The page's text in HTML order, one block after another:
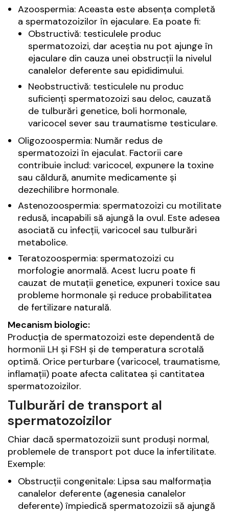
Azoospermia: Aceasta este absența completă
a spermatozoizilor în ejaculare. Ea poate fi:
Obstructivă: testiculele produc
spermatozoizi, dar aceștia nu pot ajunge în
ejaculare din cauza unei obstrucții la nivelul
canalelor deferente sau epididimului.
Neobstructivă: testiculele nu produc
suficienți spermatozoizi sau deloc, cauzată
de tulburări genetice, boli hormonale,
varicocel sever sau traumatisme testiculare.
Oligozoospermia: Număr redus de
spermatozoizi în ejaculat. Factorii care
contribuie includ: varicocel, expunere la toxine
sau căldură, anumite medicamente și
dezechilibre hormonale.
Astenozoospermia: spermatozoizi cu motilitate
redusă, incapabili să ajungă la ovul. Este adesea
asociată cu infecții, varicocel sau tulburări
metabolice.
Teratozoospermia: spermatozoizi cu
morfologie anormală. Acest lucru poate fi
cauzat de mutații genetice, expuneri toxice sau
probleme hormonale și reduce probabilitatea
de fertilizare naturală.
Mecanism biologic:
Producția de spermatozoizi este dependentă de
hormonii LH și FSH și de temperatura scrotală
optimă. Orice perturbare (varicocel, traumatisme,
inflamații) poate afecta calitatea și cantitatea
spermatozoizilor.
Tulburări de transport al
spermatozoizilor
Chiar dacă spermatozoizii sunt produși normal,
problemele de transport pot duce la infertilitate.
Exemple:
Obstrucții congenitale: Lipsa sau malformația
canalelor deferente (agenesia canalelor
deferente) împiedică spermatozoizii să ajungă